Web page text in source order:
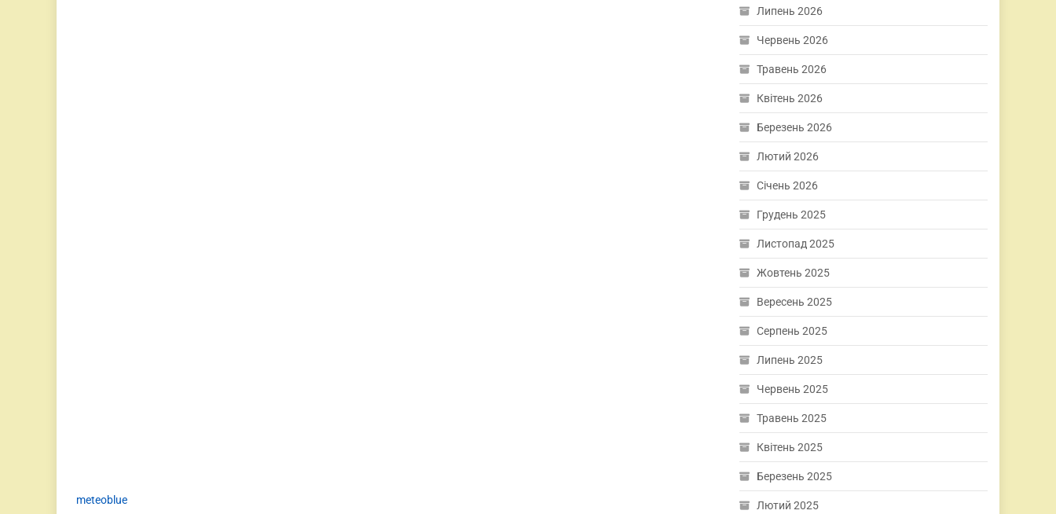
meteoblue
Липень 2026
Червень 2026
Травень 2026
Квітень 2026
Березень 2026
Лютий 2026
Січень 2026
Грудень 2025
Листопад 2025
Жовтень 2025
Вересень 2025
Серпень 2025
Липень 2025
Червень 2025
Травень 2025
Квітень 2025
Березень 2025
Лютий 2025